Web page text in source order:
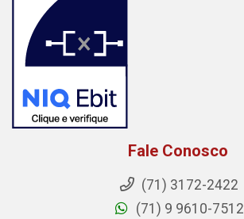
Fale Conosco
(71) 3172-2422
(71) 9 9610-7512